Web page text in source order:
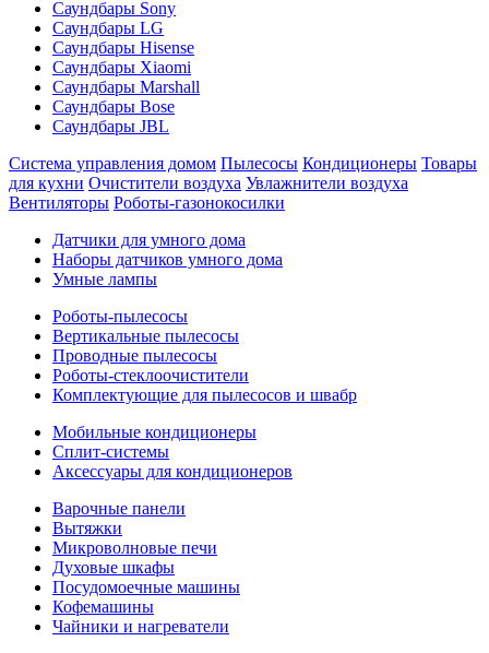
Саундбары Sony
Саундбары LG
Саундбары Hisense
Саундбары Xiaomi
Саундбары Marshall
Саундбары Bose
Саундбары JBL
Система управления домом Пылесосы Кондиционеры Товары
для кухни Очистители воздуха Увлажнители воздуха
Вентиляторы Роботы-газонокосилки
Датчики для умного дома
Наборы датчиков умного дома
Умные лампы
Роботы-пылесосы
Вертикальные пылесосы
Проводные пылесосы
Роботы-стеклоочистители
Комплектующие для пылесосов и швабр
Мобильные кондиционеры
Сплит-системы
Аксессуары для кондиционеров
Варочные панели
Вытяжки
Микроволновые печи
Духовые шкафы
Посудомоечные машины
Кофемашины
Чайники и нагреватели